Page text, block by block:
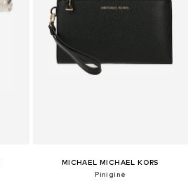
MICHAEL MICHAEL KORS
Piniginė